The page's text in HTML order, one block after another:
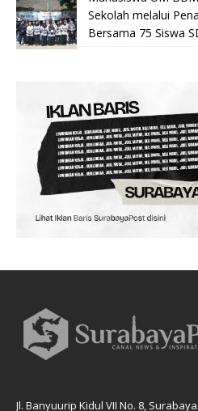
Sekolah melalui
Bersama 75 Siswa
Jl. Banyuurip Kidul VII No. 8, Surabaya.